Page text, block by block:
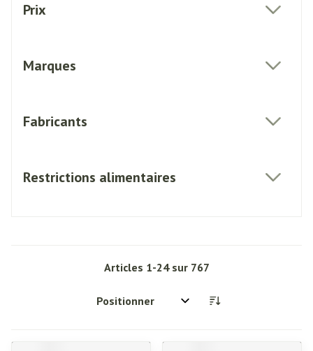
Prix
Marques
Fabricants
Restrictions alimentaires
Articles 1-24sur 767
Trier par: